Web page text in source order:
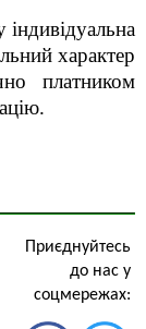
характер
платником
Приєднуйтесь
до нас у
соцмережах: